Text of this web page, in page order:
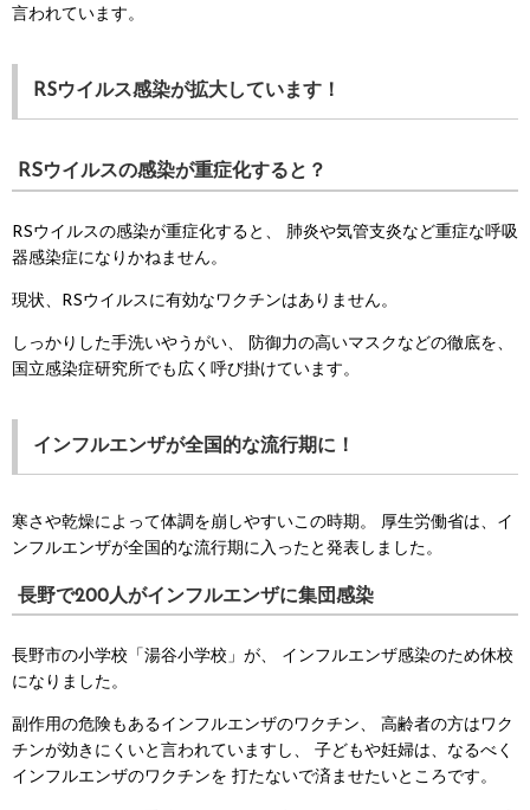
言われています。
RSウイルス感染が拡大しています！
RSウイルスの感染が重症化すると？
RSウイルスの感染が重症化すると、
肺炎や気管支炎など重症な呼吸
器感染症になりかねません。
現状、RSウイルスに有効なワクチンはありません。
しっかりした手洗いやうがい、
防御力の高いマスクなどの徹底を、
国立感染症研究所でも広く呼び掛けています。
インフルエンザが全国的な流行期に！
寒さや乾燥によって体調を崩しやすいこの時期。
厚生労働省は、イ
ンフルエンザが全国的な流行期に入ったと発表しました。
長野で200人がインフルエンザに集団感染
長野市の小学校「湯谷小学校」が、
インフルエンザ感染のため休校
になりました。
副作用の危険もあるインフルエンザのワクチン、
高齢者の方はワク
チンが効きにくいと言われていますし、
子どもや妊婦は、なるべく
インフルエンザのワクチンを 打たないで済ませたいところです。